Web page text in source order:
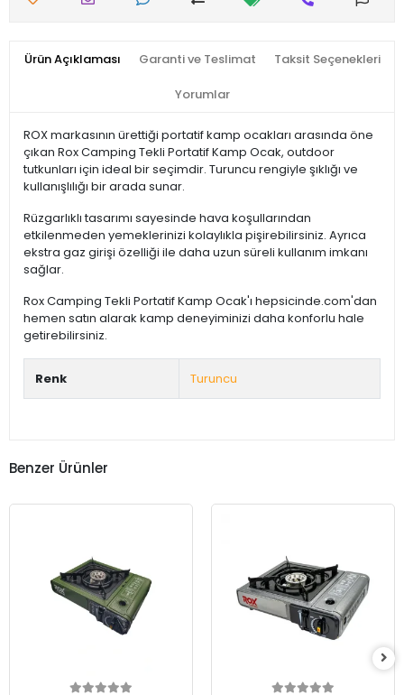
Ürün Açıklaması Garanti ve Teslimat Taksit Seçenekleri
Yorumlar
ROX markasının ürettiği portatif kamp ocakları arasında öne
çıkan Rox Camping Tekli Portatif Kamp Ocak, outdoor
tutkunları için ideal bir seçimdir. Turuncu rengiyle şıklığı ve
kullanışlılığı bir arada sunar.
Rüzgarlıklı tasarımı sayesinde hava koşullarından
etkilenmeden yemeklerinizi kolaylıkla pişirebilirsiniz. Ayrıca
ekstra gaz girişi özelliği ile daha uzun süreli kullanım imkanı
sağlar.
Rox Camping Tekli Portatif Kamp Ocak'ı hepsicinde.com'dan
hemen satın alarak kamp deneyiminizi daha konforlu hale
getirebilirsiniz.
Renk Turuncu
Benzer Ürünler